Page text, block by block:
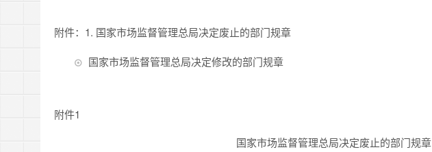
附件：1. 国家市场监督管理总局决定废止的部门规章
国家市场监督管理总局决定修改的部门规章
附件1
国家市场监督管理总局决定废止的部门规章